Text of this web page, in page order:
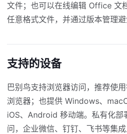
文件；也可以在线编辑 Office 文
任意格式文件，并通过版本管理避
支持的设备
巴别鸟支持浏览器访问，推荐使
浏览器；也提供 Windows、
iOS、Android 移动端。私有化部
问，企业微信、钉钉、飞书等集成